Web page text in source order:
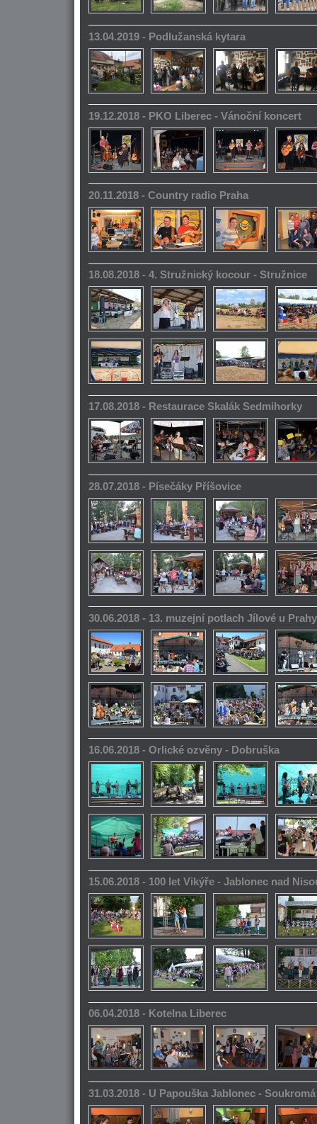
13.04.2019 - Podlužanská kytara
19.12.2018 - PKO Liberec - Vánoční koncert
20.11.2018 - Country radio Praha
18.08.2018 - 4. Stružnický kocour - Stružnice
17.08.2018 - Restaurace Skalák Sedmihorky
28.07.2018 - Písečáky Příšovice
30.06.2018 - 13. muzejní potlach Jílové u Prahy
16.06.2018 - Orlické ozvěny - Dobruška
15.06.2018 - 100 let Vikýře - Jablonec nad
06.04.2018 - Kotelna Liberec
31.03.2018 - U Papouška Jablonec -